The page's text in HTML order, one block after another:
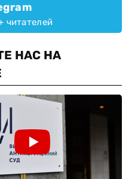
читателей
НАС НА